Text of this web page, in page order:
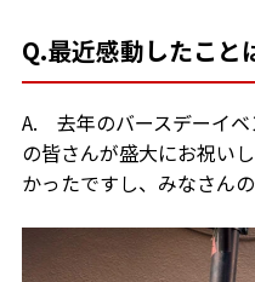
Q.最近感動したこと
A. 去年のバースデーイベ
の皆さんが盛大にお祝い
かったですし、みなさん